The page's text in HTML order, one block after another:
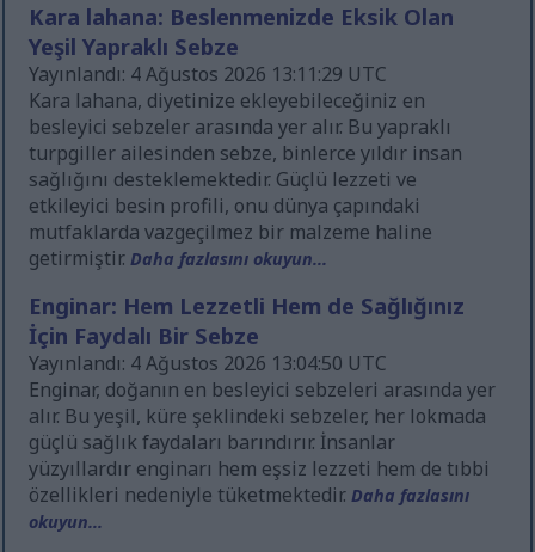
Kara lahana: Beslenmenizde Eksik Olan
Yeşil Yapraklı Sebze
Yayınlandı: 4 Ağustos 2026 13:11:29 UTC
Kara lahana, diyetinize ekleyebileceğiniz en
besleyici sebzeler arasında yer alır. Bu yapraklı
turpgiller ailesinden sebze, binlerce yıldır insan
sağlığını desteklemektedir. Güçlü lezzeti ve
etkileyici besin profili, onu dünya çapındaki
mutfaklarda vazgeçilmez bir malzeme haline
getirmiştir.Daha fazlasını okuyun...
Enginar: Hem Lezzetli Hem de Sağlığınız
İçin Faydalı Bir Sebze
Yayınlandı: 4 Ağustos 2026 13:04:50 UTC
Enginar, doğanın en besleyici sebzeleri arasında yer
alır. Bu yeşil, küre şeklindeki sebzeler, her lokmada
güçlü sağlık faydaları barındırır. İnsanlar
yüzyıllardır enginarı hem eşsiz lezzeti hem de tıbbi
özellikleri nedeniyle tüketmektedir.Daha fazlasını
okuyun...